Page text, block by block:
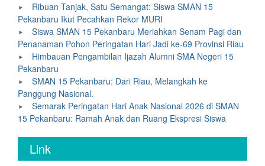
Ribuan Tanjak, Satu Semangat: Siswa SMAN 15
Pekanbaru Ikut Pecahkan Rekor MURI
Siswa SMAN 15 Pekanbaru Meriahkan Senam Pagi dan
Penanaman Pohon Peringatan Hari Jadi ke-69 Provinsi Riau
Himbauan Pengambilan Ijazah Alumni SMA Negeri 15
Pekanbaru
SMAN 15 Pekanbaru: Dari Riau, Melangkah ke
Panggung Nasional.
Semarak Peringatan Hari Anak Nasional 2026 di SMAN
15 Pekanbaru: Ramah Anak dan Ruang Ekspresi Siswa
Link